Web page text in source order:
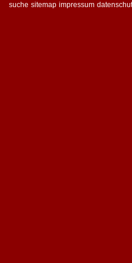
suche sitemap impressum